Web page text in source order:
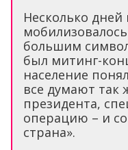
Несколько
большим
был митинг-
население
все думают так
президента,
операцию – и
страна».